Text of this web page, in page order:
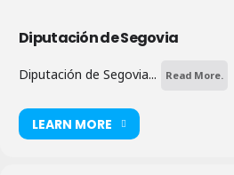
Diputación de Segovia
Diputación de Segovia... Read More.
LEARN MORE